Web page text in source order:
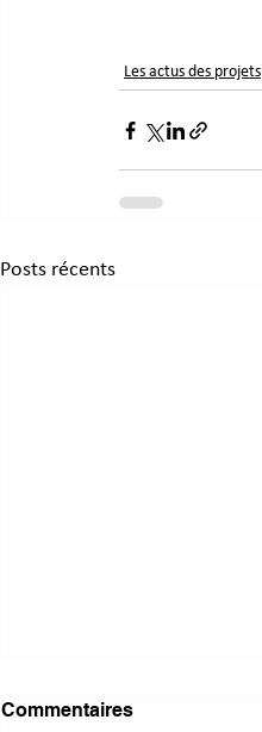
Les actus des projets
Posts récents
Commentaires